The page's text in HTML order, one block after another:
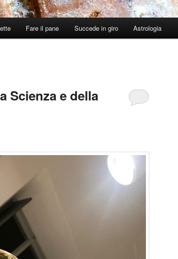
Fare il pane Succede in giro Astrologia
Scienza e della